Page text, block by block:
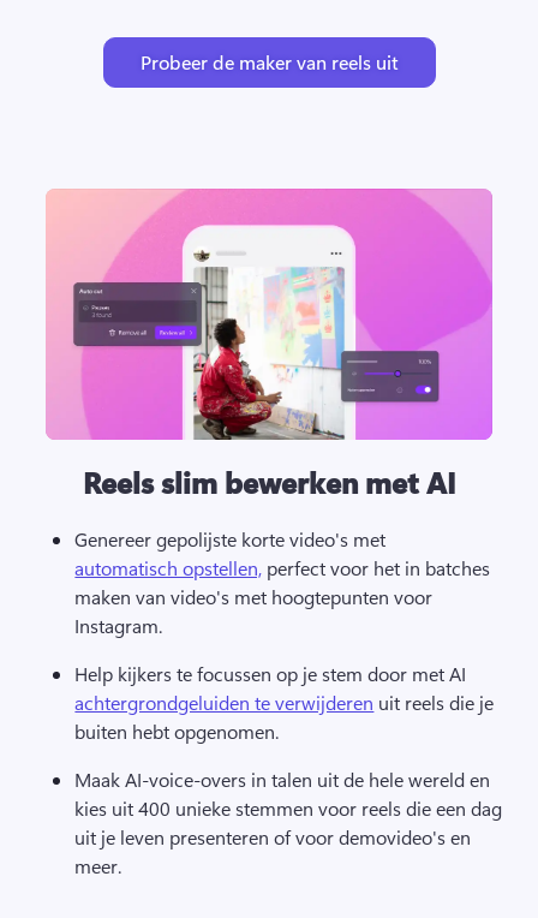
Probeer de maker van reels uit
Reels slim bewerken met AI
Genereer gepolijste korte video's met
automatisch opstellen, perfect voor het in batches
maken van video's met hoogtepunten voor
Instagram.
Help kijkers te focussen op je stem door met AI
achtergrondgeluiden te verwijderen uit reels die je
buiten hebt opgenomen.
Maak AI-voice-overs in talen uit de hele wereld en
kies uit 400 unieke stemmen voor reels die een dag
uit je leven presenteren of voor demovideo's en
meer.